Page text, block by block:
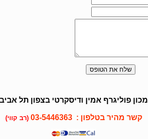
מכון פוליגרף אמין ודיסקרטי בצפון תל אביב
קשר מהיר בטלפון : 03-5446363 (רב קווי)